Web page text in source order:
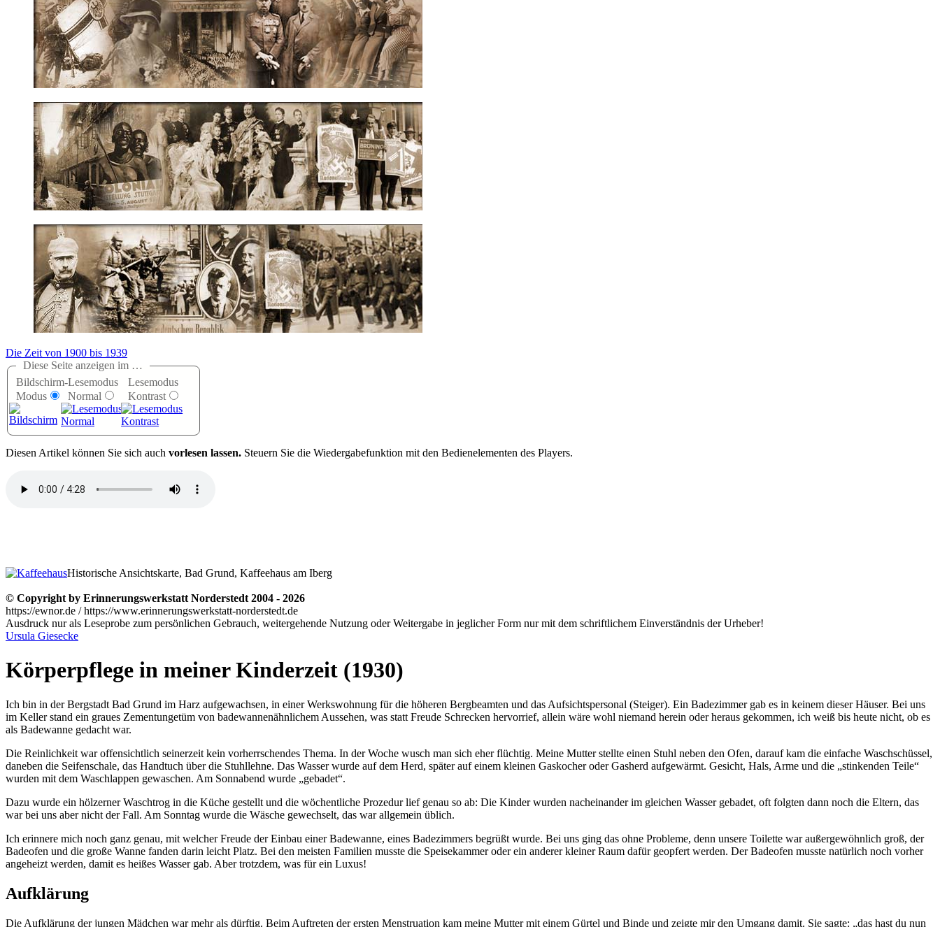
Die Zeit von 1900 bis 1939
Diese Seite anzeigen im …
Bildschirm-
Modus
Lesemodus
Normal
Lesemodus
Kontrast
Diesen Artikel können Sie sich auch vorlesen lassen. Steuern Sie die Wiedergabefunktion mit den Bedienelementen des Players.
Historische Ansichtskarte, Bad Grund, Kaffeehaus am Iberg
© Copyright by Erinnerungswerkstatt Norderstedt 2004 - 2026
https://ewnor.de / https://www.erinnerungswerkstatt-norderstedt.de
Ausdruck nur als Leseprobe zum persönlichen Gebrauch, weitergehende Nutzung oder Weitergabe in jeglicher Form nur mit dem schriftlichem Einverständnis der Urheber!
Ursula Giesecke
Körperpflege in meiner Kinderzeit (1930)
Ich bin in der Bergstadt Bad Grund im Harz aufgewachsen, in einer Werkswohnung für die höheren Bergbeamten und das Aufsichtspersonal (Steiger). Ein Badezimmer gab es in keinem dieser Häuser. Bei uns
im Keller stand ein graues Zementungetüm von badewannenähnlichem Aussehen, was statt Freude Schrecken hervorrief, allein wäre wohl niemand herein oder heraus gekommen, ich weiß bis heute nicht, ob es
als Badewanne gedacht war.
Die Reinlichkeit war offensichtlich seinerzeit kein vorherrschendes Thema. In der Woche wusch man sich eher flüchtig. Meine Mutter stellte einen Stuhl neben den Ofen, darauf kam die einfache Waschschüssel,
daneben die Seifenschale, das Handtuch über die Stuhllehne. Das Wasser wurde auf dem Herd, später auf einem kleinen Gaskocher oder Gasherd aufgewärmt. Gesicht, Hals, Arme und die
stinkenden Teile
wurden mit dem Waschlappen gewaschen. Am Sonnabend wurde
gebadet .
Dazu wurde ein hölzerner Waschtrog in die Küche gestellt und die wöchentliche Prozedur lief genau so ab: Die Kinder wurden nacheinander im gleichen Wasser gebadet, oft folgten dann noch die Eltern, das
war bei uns aber nicht der Fall. Am Sonntag wurde die Wäsche gewechselt, das war allgemein üblich.
Ich erinnere mich noch ganz genau, mit welcher Freude der Einbau einer Badewanne, eines Badezimmers begrüßt wurde. Bei uns ging das ohne Probleme, denn unsere Toilette war außergewöhnlich groß, der
Badeofen und die große Wanne fanden darin leicht Platz. Bei den meisten Familien musste die Speisekammer oder ein anderer kleiner Raum dafür geopfert werden. Der Badeofen musste natürlich noch vorher
angeheizt werden, damit es heißes Wasser gab. Aber trotzdem, was für ein Luxus!
Aufklärung
Die Aufklärung der jungen Mädchen war mehr als dürftig. Beim Auftreten der ersten Menstruation kam meine Mutter mit einem Gürtel und Binde und zeigte mir den Umgang damit. Sie sagte: das hast du nun